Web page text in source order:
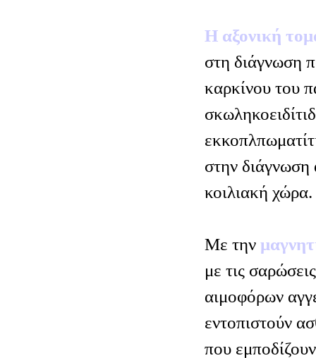
Η αξονική
στη διάγνωση
καρκίνου του
στην
κοιλιακή χώρα.
Με την
με τις
αιμοφόρων
εντοπιστούν
που